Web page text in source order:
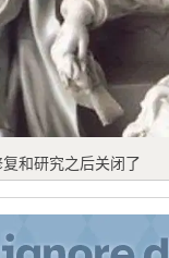
和研究之后关闭了